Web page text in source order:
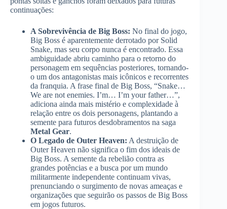
continuações:
A Sobrevivência de Big Boss: No final do jogo,
Big Boss é aparentemente derrotado por Solid
Snake, mas seu corpo nunca é encontrado. Essa
ambiguidade abriu caminho para o retorno do
personagem em sequências posteriores, tornando-
o um dos antagonistas mais icônicos e recorrentes
da franquia. A frase final de Big Boss, “Snake…
We are not enemies. I’m… I’m your father…”,
adiciona ainda mais mistério e complexidade à
relação entre os dois personagens, plantando a
semente para futuros desdobramentos na saga
Metal Gear.
O Legado de Outer Heaven: A destruição de
Outer Heaven não significa o fim dos ideais de
Big Boss. A semente da rebelião contra as
grandes potências e a busca por um mundo
militarmente independente continuam vivas,
prenunciando o surgimento de novas ameaças e
organizações que seguirão os passos de Big Boss
em jogos futuros.